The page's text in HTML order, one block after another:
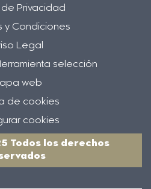
de Privacidad
y Condiciones
Legal
selección
web
de cookies
cookies
Todos los derechos